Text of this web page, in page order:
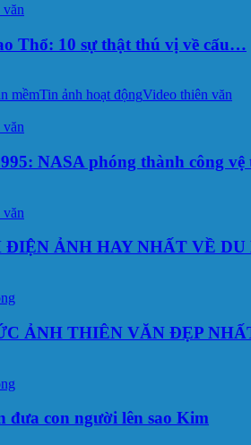
Thổ: 10 sự thật thú vị về cấu…
mềmTin ảnh hoạt độngVideo thiên văn
NASA phóng thành công
ĐIỆN ẢNH HAY NHẤT VỀ
ẢNH THIÊN VĂN ĐẸP
đưa con người lên sao Kim